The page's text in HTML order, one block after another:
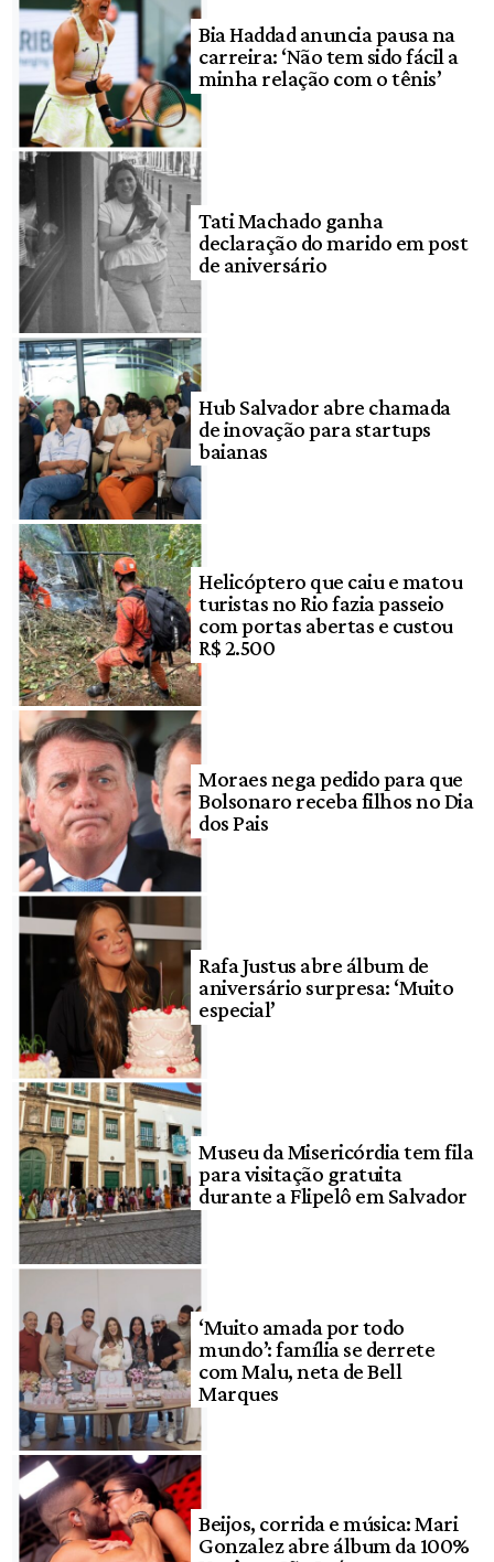
Bia Haddad anuncia pausa na
carreira: ‘Não tem sido fácil a
minha relação com o tênis’
Tati Machado ganha
declaração do marido em post
de aniversário
Hub Salvador abre chamada
de inovação para startups
baianas
Helicóptero que caiu e matou
turistas no Rio fazia passeio
com portas abertas e custou
R$ 2.500
Moraes nega pedido para que
Bolsonaro receba filhos no Dia
dos Pais
Rafa Justus abre álbum de
aniversário surpresa: ‘Muito
especial’
Museu da Misericórdia tem fila
para visitação gratuita
durante a Flipelô em Salvador
‘Muito amada por todo
mundo’: família se derrete
com Malu, neta de Bell
Marques
Beijos, corrida e música: Mari
Gonzalez abre álbum da 100%